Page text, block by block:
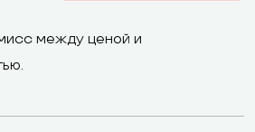
между ценой и